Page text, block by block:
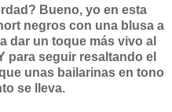
Bueno, yo en esta
negros con una blusa a
dar un toque más vivo al
para seguir resaltando el
unas bailarinas en tono
se lleva.